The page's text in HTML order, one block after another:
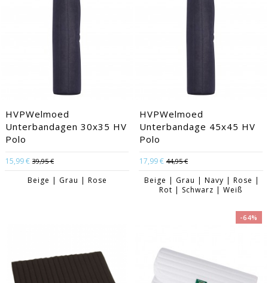
HVPWelmoed
Unterbandagen 30x35 HV
Polo
15,99 € 39,95 €
Beige | Grau | Rose
HVPWelmoed
Unterbandage 45x45 HV
Polo
17,99 € 44,95 €
Beige | Grau | Navy | Rose |
Rot | Schwarz | Weiß
-64%